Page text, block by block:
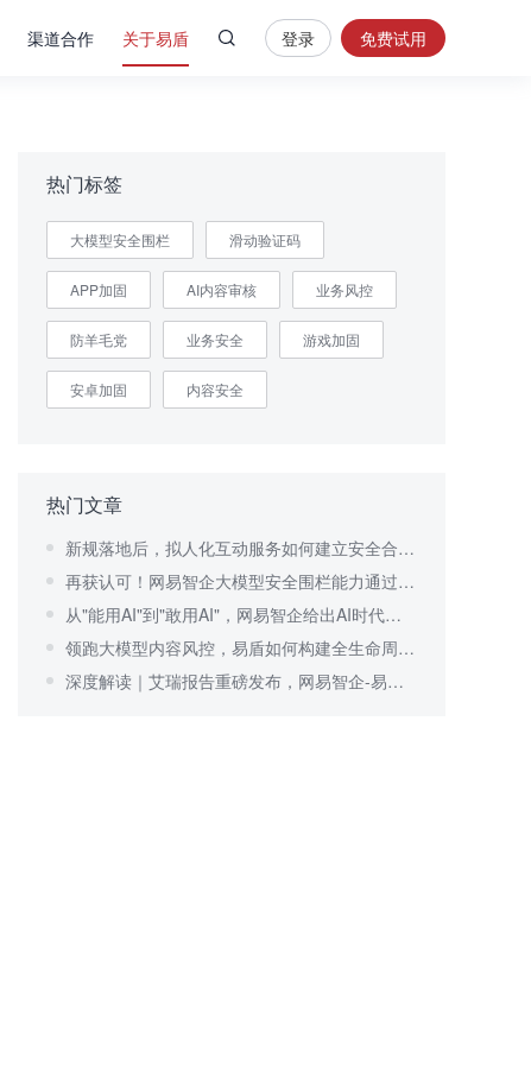
渠道合作 关于易盾
内
容
安
全
证
登录 免费试用
热门标签
大模型安全围栏 滑动验证码
APP加固 AI内容审核 业务风控
防羊毛党 业务安全 游戏加固
安卓加固 内容安全
热门文章
新规落地后，拟人化互动服务如何建立安全合规体系？
再获认可！网易智企大模型安全围栏能力通过行业验证
从"能用AI"到"敢用AI"，网易智企给出AI时代可信安全答案
领跑大模型内容风控，易盾如何构建全生命周期安全围栏？
深度解读｜艾瑞报告重磅发布，网易智企-易盾持续领跑内容风控行业